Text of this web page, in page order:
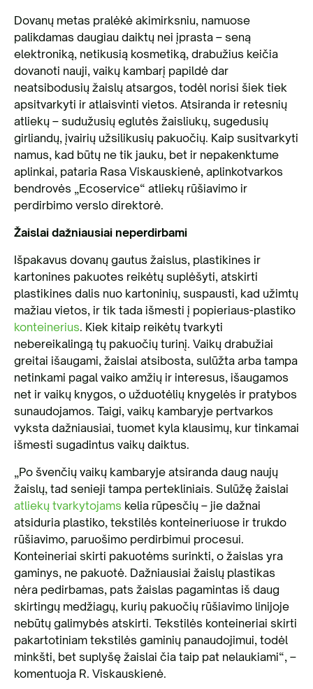
Dovanų metas pralėkė akimirksniu, namuose
palikdamas daugiau daiktų nei įprasta – seną
elektroniką, netikusią kosmetiką, drabužius keičia
dovanoti nauji, vaikų kambarį papildė dar
neatsibodusių žaislų atsargos, todėl norisi šiek tiek
apsitvarkyti ir atlaisvinti vietos. Atsiranda ir retesnių
atliekų – sudužusių eglutės žaisliukų, sugedusių
girliandų, įvairių užsilikusių pakuočių. Kaip susitvarkyti
namus, kad būtų ne tik jauku, bet ir nepakenktume
aplinkai, pataria Rasa Viskauskienė, aplinkotvarkos
bendrovės „Ecoservice“ atliekų rūšiavimo ir
perdirbimo verslo direktorė.
Žaislai dažniausiai neperdirbami
Išpakavus dovanų gautus žaislus, plastikines ir
kartonines pakuotes reikėtų suplėšyti, atskirti
plastikines dalis nuo kartoninių, suspausti, kad užimtų
mažiau vietos, ir tik tada išmesti į popieriaus-plastiko
konteinerius. Kiek kitaip reikėtų tvarkyti
nebereikalingą tų pakuočių turinį. Vaikų drabužiai
greitai išaugami, žaislai atsibosta, sulūžta arba tampa
netinkami pagal vaiko amžių ir interesus, išaugamos
net ir vaikų knygos, o užduotėlių knygelės ir pratybos
sunaudojamos. Taigi, vaikų kambaryje pertvarkos
vyksta dažniausiai, tuomet kyla klausimų, kur tinkamai
išmesti sugadintus vaikų daiktus.
„Po švenčių vaikų kambaryje atsiranda daug naujų
žaislų, tad senieji tampa pertekliniais. Sulūžę žaislai
atliekų tvarkytojams kelia rūpesčių – jie dažnai
atsiduria plastiko, tekstilės konteineriuose ir trukdo
rūšiavimo, paruošimo perdirbimui procesui.
Konteineriai skirti pakuotėms surinkti, o žaislas yra
gaminys, ne pakuotė. Dažniausiai žaislų plastikas
nėra pedirbamas, pats žaislas pagamintas iš daug
skirtingų medžiagų, kurių pakuočių rūšiavimo linijoje
nebūtų galimybės atskirti. Tekstilės konteineriai skirti
pakartotiniam tekstilės gaminių panaudojimui, todėl
minkšti, bet suplyšę žaislai čia taip pat nelaukiami“, –
komentuoja R. Viskauskienė.